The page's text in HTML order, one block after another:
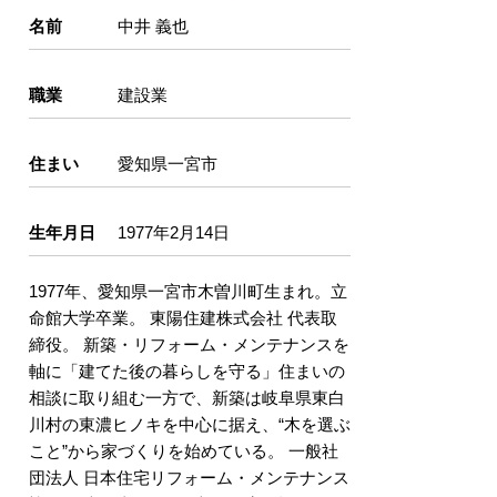
名前 中井 義也
職業 建設業
住まい 愛知県一宮市
生年月日 1977年2月14日
1977年、愛知県一宮市木曽川町生まれ。立
命館大学卒業。 東陽住建株式会社 代表取
締役。 新築・リフォーム・メンテナンスを
軸に「建てた後の暮らしを守る」住まいの
相談に取り組む一方で、新築は岐阜県東白
川村の東濃ヒノキを中心に据え、“木を選ぶ
こと”から家づくりを始めている。 一般社
団法人 日本住宅リフォーム・メンテナンス